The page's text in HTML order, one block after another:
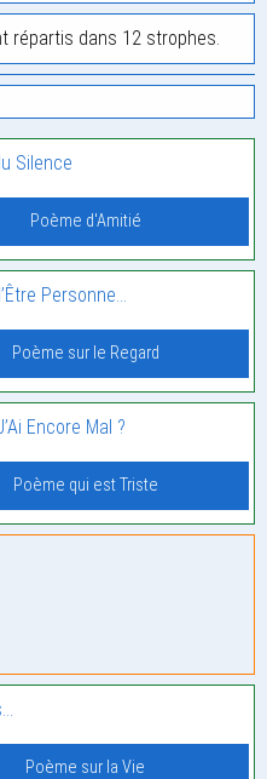
répartis dans 12 strophes.
Silence
Poème d'Amitié
Personne…
Poème sur le Regard
Encore Mal ?
Poème qui est Triste
Poème sur la Vie